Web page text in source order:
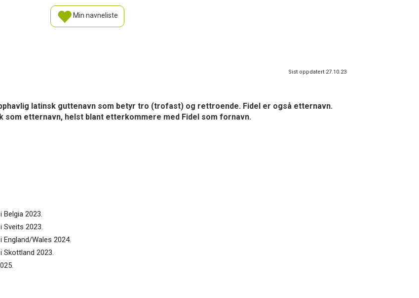
Min navneliste
Sist oppdatert 27.10.23
latinsk guttenavn som betyr tro (trofast) og rettroende. Fidel er også etternavn.
etternavn, helst blant etterkommere med Fidel som fornavn.
2023.
Sveits 2023.
England/Wales 2024.
Skottland 2023.